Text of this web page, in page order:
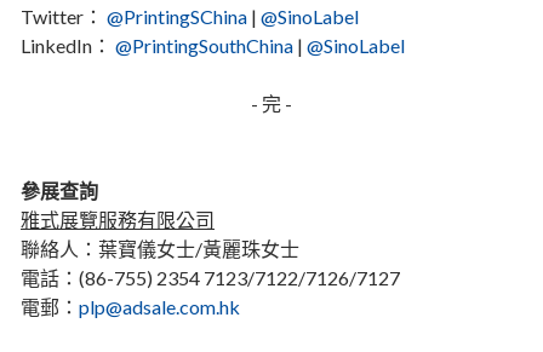
Twitter： @PrintingSChina | @SinoLabel
LinkedIn： @PrintingSouthChina | @SinoLabel
- 完 -
參展查詢
雅式展覽服務有限公司
聯絡人：葉寶儀女士/黃麗珠女士
電話：(86-755) 2354 7123/7122/7126/7127
電郵： plp@adsale.com.hk